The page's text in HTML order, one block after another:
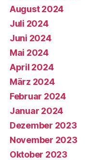
August 2024
Juli 2024
Juni 2024
Mai 2024
April 2024
März 2024
Februar 2024
Januar 2024
Dezember 2023
November 2023
Oktober 2023